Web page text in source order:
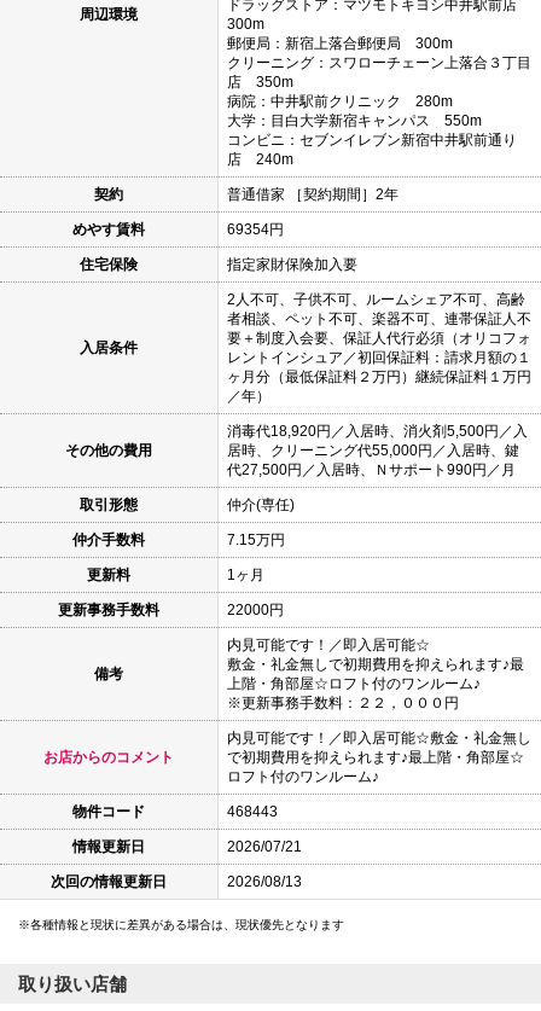
周辺環境
ドラッグストア：マツモトキヨシ中井駅前店
300m
郵便局：新宿上落合郵便局 300m
クリーニング：スワローチェーン上落合３丁目
店 350m
病院：中井駅前クリニック 280m
大学：目白大学新宿キャンパス 550m
コンビニ：セブンイレブン新宿中井駅前通り
店 240m
契約 普通借家 ［契約期間］2年
めやす賃料 69354円
住宅保険 指定家財保険加入要
入居条件
2人不可、子供不可、ルームシェア不可、高齢
者相談、ペット不可、楽器不可、連帯保証人不
要＋制度入会要、保証人代行必須（オリコフォ
レントインシュア／初回保証料：請求月額の１
ヶ月分（最低保証料２万円）継続保証料１万円
／年）
その他の費用
消毒代18,920円／入居時、消火剤5,500円／入
居時、クリーニング代55,000円／入居時、鍵
代27,500円／入居時、Ｎサポート990円／月
取引形態 仲介(専任)
仲介手数料 7.15万円
更新料 1ヶ月
更新事務手数料 22000円
備考
内見可能です！／即入居可能☆
敷金・礼金無しで初期費用を抑えられます♪最
上階・角部屋☆ロフト付のワンルーム♪
※更新事務手数料：２２，０００円
お店からのコメント
内見可能です！／即入居可能☆敷金・礼金無し
で初期費用を抑えられます♪最上階・角部屋☆
ロフト付のワンルーム♪
物件コード 468443
情報更新日 2026/07/21
次回の情報更新日 2026/08/13
各種情報と現状に差異がある場合は、現状優先となります
取り扱い店舗